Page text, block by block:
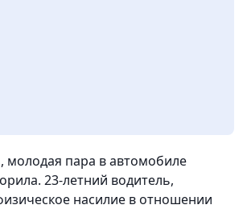
молодая пара в автомобиле
23-летний водитель,
насилие в отношении